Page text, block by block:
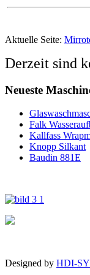
Aktuelle Seite:
Derzeit sind
Neueste
Falk
Kallfass
Knopp Silkant
Baudin 881E
Designed by HDI-